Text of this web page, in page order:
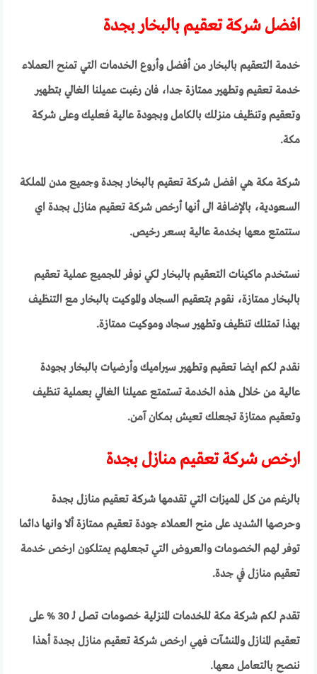
افضل شركة تعقيم بالبخار بجدة
خدمة التعقيم بالبخار من أفضل وأروع الخدمات التي تمنح العملاء
خدمة تعقيم وتطهير ممتازة جدا، فان رغبت عميلنا الغالي بتطهير
وتعقيم وتنظيف منزلك بالكامل وبجودة عالية فعليك وعلى شركة
مكة.
شركة مكة هي افضل شركة تعقيم بالبخار بجدة وجميع مدن المملكة
السعودية، بالإضافة الى أنها أرخص شركة تعقيم منازل بجدة اي
ستتمتع معها بخدمة عالية بسعر رخيص.
نستخدم ماكينات التعقيم بالبخار لكي نوفر للجميع عملية تعقيم
بالبخار ممتازة، نقوم بتعقيم السجاد والموكيت بالبخار مع التنظيف
بهذا تمتلك تنظيف وتطهير سجاد وموكيت ممتازة.
نقدم لكم ايضا تعقيم وتطهير سيراميك وأرضيات بالبخار بجودة
عالية من خلال هذه الخدمة تستمتع عميلنا الغالي بعملية تنظيف
وتعقيم ممتازة تجعلك تعيش بمكان آمن.
ارخص شركة تعقيم منازل بجدة
بالرغم من كل المميزات التي تقدمها شركة تعقيم منازل بجدة
وحرصها الشديد على منح العملاء جودة تعقيم ممتازة ألا وانها دائما
توفر لهم الخصومات والعروض التي تجعلهم يمتلكون ارخص خدمة
تعقيم منازل في جدة.
تقدم لكم شركة مكة للخدمات المنزلية خصومات تصل لـ 30 % على
تعقيم المنازل والمنشآت فهي ارخص شركة تعقيم منازل بجدة أهذا
ننصح بالتعامل معها.